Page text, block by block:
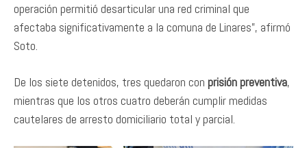
operación permitió desarticular una red criminal que
afectaba significativamente a la comuna de Linares”, afirmó
Soto.
De los siete detenidos, tres quedaron con prisión preventiva,
mientras que los otros cuatro deberán cumplir medidas
cautelares de arresto domiciliario total y parcial.